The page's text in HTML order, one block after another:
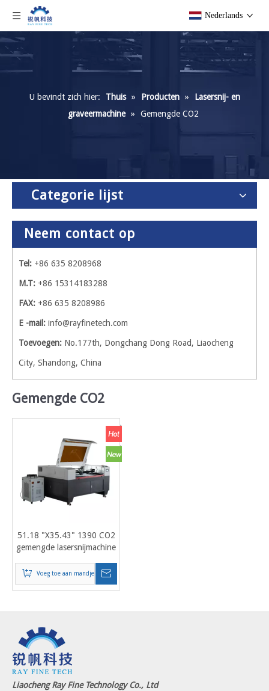
Nederlands
U bevindt zich hier: Thuis » Producten »
Lasersnij- en
graveermachine » Gemengde CO2
Categorie lijst
Neem contact op
Tel: +86 635 8208968
M.T: +86 15314183288
FAX: +86 635 8208986
E -mail: info@rayfinetech.com
Toevoegen: No.177th, Dongchang Dong Road, Liaocheng
City, Shandong, China
Gemengde CO2
51.18 "X35.43" 1390 CO2
gemengde lasersnijmachine
Voeg toe aan mandje
Liaocheng Ray Fine Technology Co., Ltd